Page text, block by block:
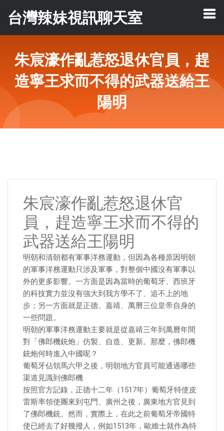
台灣辣妹視訊聊天室
朱宸濠作亂惹怒退休官員，趕
造寧王求而不得的武器送給王
陽明
朱宸濠作亂惹怒退休官
員，趕造寧王求而不得的
武器送給王陽明
明朝和清朝都有軍事洋務運動，但因為各種原因明朝
的軍事洋務運動只涉及軍事，對整個中國沒有軍事以
外的更多影響。一方面是因為當時的葡萄牙、西班牙
的科技實力並沒有強大到我方學不了、追不上的地
步；另一方面就是正德、嘉靖、萬曆三位皇帝自身的
一些問題。
明朝的軍事洋務運動主要就是從嘉靖三年到萬曆年間
對「佛郎機銃炮」仿製、自造、更新。那麼，佛郎機
銃炮何時進入中國呢？
葡萄牙佔領馬六甲之後，明朝地方官員可能通過哪些
渠道見識到佛郎機
按照官方記錄，正德十二年（1517年）葡萄牙特使皮
雷斯率領使團來到屯門、廣州之後，廣東地方官見到
了佛郎機銃。然而，實際上，在此之前葡萄牙帝國特
使已經去了好幾撥人，例如1513年，歐維士就作為特